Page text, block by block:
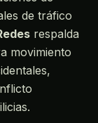
de tráfico
respalda
movimiento